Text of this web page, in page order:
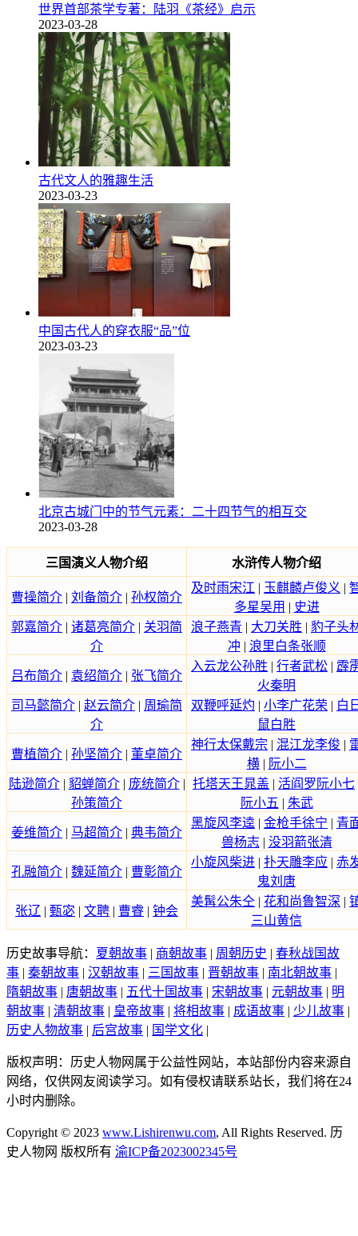
世界首部茶学专著：陆羽《茶经》启示
2023-03-28
古代文人的雅趣生活
2023-03-23
中国古代人的穿衣服“品”位
2023-03-23
北京古城门中的节气元素：二十四节气的相互交
2023-03-28
三国演义人物介绍 水浒传人物介绍
曹操简介 | 刘备简介 | 孙权简介
及时雨宋江 | 玉麒麟卢俊义 |
多星吴用 | 史进
郭嘉简介 | 诸葛亮简介 | 关羽简
介
浪子燕青 | 大刀关胜 | 豹子头
冲 | 浪里白条张顺
吕布简介 | 袁绍简介 | 张飞简介
入云龙公孙胜 | 行者武松 | 霹
火秦明
司马懿简介 | 赵云简介 | 周瑜简
介
双鞭呼延灼 | 小李广花荣 | 白
鼠白胜
曹植简介 | 孙坚简介 | 董卓简介
神行太保戴宗 | 混江龙李俊 |
横| 阮小二
陆逊简介| 貂蝉简介| 庞统简介|
孙策简介
托塔天王晁盖 | 活阎罗阮小七
阮小五 | 朱武
姜维简介 | 马超简介 | 典韦简介
黑旋风李逵 | 金枪手徐宁 | 青
兽杨志| 没羽箭张清
孔融简介 | 魏延简介 | 曹彰简介
小旋风柴进 | 扑天雕李应 | 赤
鬼刘唐
张辽 | 甄宓 | 文聘 | 曹睿 | 钟会
美髯公朱仝 | 花和尚鲁智深 |
三山黄信
历史故事导航： 夏朝故事 | 商朝故事 | 周朝历史 | 春秋战国故
事 | 秦朝故事 | 汉朝故事 | 三国故事 | 晋朝故事 | 南北朝故事 |
隋朝故事 | 唐朝故事 | 五代十国故事 | 宋朝故事 | 元朝故事 | 明
朝故事 | 清朝故事 | 皇帝故事 | 将相故事 | 成语故事 | 少儿故事 |
历史人物故事 | 后宫故事 | 国学文化 |
版权声明：历史人物网属于公益性网站，本站部份内容来源自
网络，仅供网友阅读学习。如有侵权请联系站长，我们将在24
小时内删除。
Copyright © 2023 www.Lishirenwu.com, All Rights Reserved. 历
史人物网 版权所有 渝ICP备2023002345号